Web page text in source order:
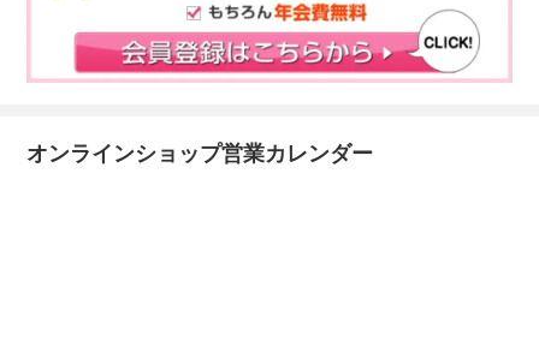
オンラインショップ営業カレンダー